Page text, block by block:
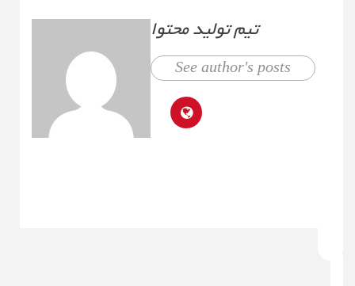
تیم تولید محتوا
See author's posts